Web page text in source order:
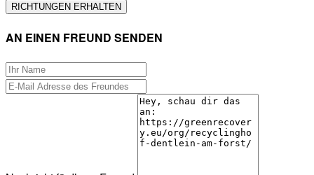
AN EINEN FREUND SENDEN